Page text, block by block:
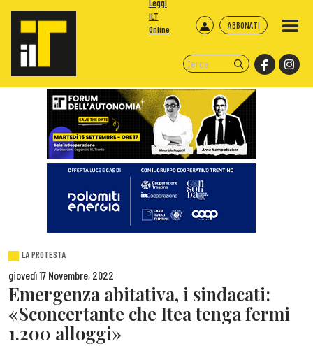
ABBONATI
Leggi
ILT
Online
LA PROTESTA
giovedì 17 Novembre, 2022
Emergenza abitativa, i sindacati:
«Sconcertante che Itea tenga fermi
1.200 alloggi»